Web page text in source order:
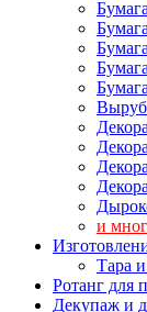
и
Тара
Ротанг для
Декупаж и